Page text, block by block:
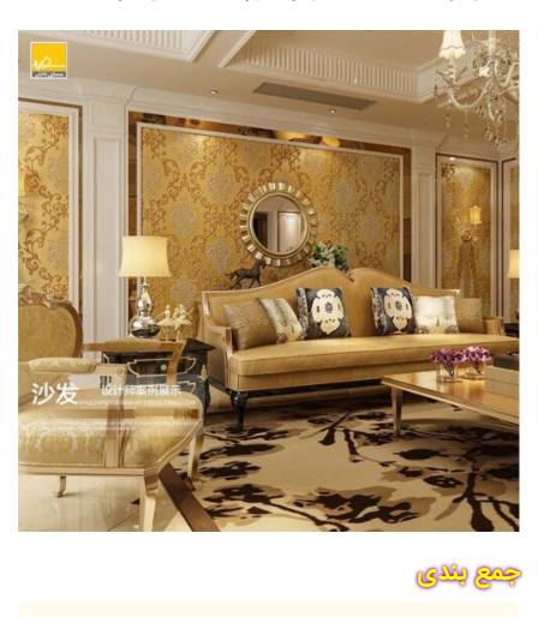
جمع بندی